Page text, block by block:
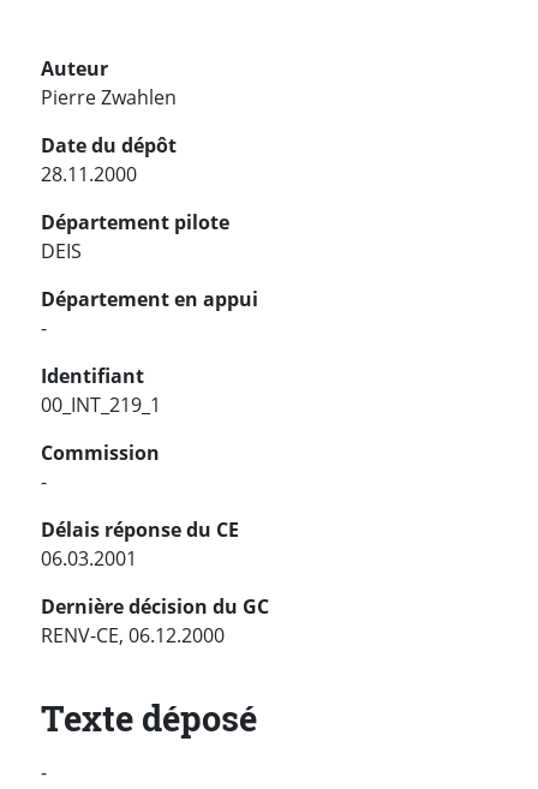
Auteur
Pierre Zwahlen
Date du dépôt
28.11.2000
Département pilote
DEIS
Département en appui
-
Identifiant
00_INT_219_1
Commission
-
Délais réponse du CE
06.03.2001
Dernière décision du GC
RENV-CE, 06.12.2000
Texte déposé
-